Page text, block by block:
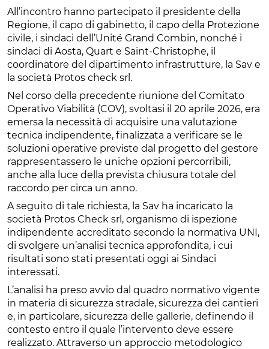
All’incontro hanno partecipato il presidente della
Regione, il capo di gabinetto, il capo della Protezione
civile, i sindaci dell’Unité Grand Combin, nonché i
sindaci di Aosta, Quart e Saint-Christophe, il
coordinatore del dipartimento infrastrutture, la Sav e
la società Protos check srl.
Nel corso della precedente riunione del Comitato
Operativo Viabilità (COV), svoltasi il 20 aprile 2026, era
emersa la necessità di acquisire una valutazione
tecnica indipendente, finalizzata a verificare se le
soluzioni operative previste dal progetto del gestore
rappresentassero le uniche opzioni percorribili,
anche alla luce della prevista chiusura totale del
raccordo per circa un anno.
A seguito di tale richiesta, la Sav ha incaricato la
società Protos Check srl, organismo di ispezione
indipendente accreditato secondo la normativa UNI,
di svolgere un’analisi tecnica approfondita, i cui
risultati sono stati presentati oggi ai Sindaci
interessati.
L’analisi ha preso avvio dal quadro normativo vigente
in materia di sicurezza stradale, sicurezza dei cantieri
e, in particolare, sicurezza delle gallerie, definendo il
contesto entro il quale l’intervento deve essere
realizzato. Attraverso un approccio metodologico